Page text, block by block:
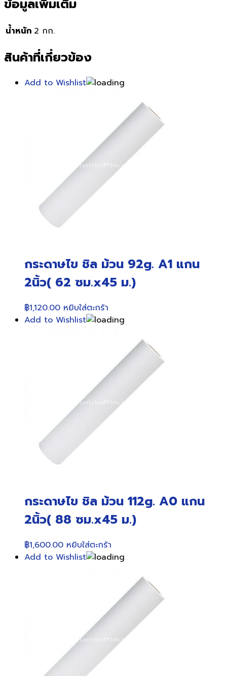
ข้อมูลเพิ่มเติม
น้ำหนัก 2 กก.
สินค้าที่เกี่ยวข้อง
Add to Wishlist
กระดาษไข ชิล ม้วน 92g. A1 แกน
2นิ้ว( 62 ซม.x45 ม.)
฿1,120.00 หยิบใส่ตะกร้า
Add to Wishlist
กระดาษไข ชิล ม้วน 112g. A0 แกน
2นิ้ว( 88 ซม.x45 ม.)
฿1,600.00 หยิบใส่ตะกร้า
Add to Wishlist